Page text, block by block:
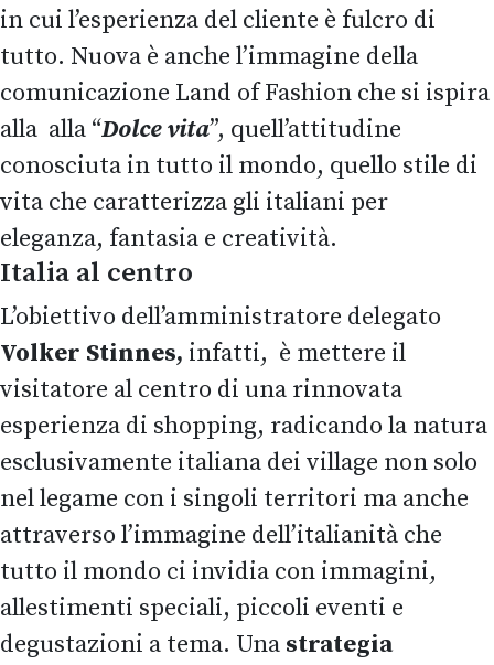
in cui l’esperienza del cliente è fulcro di
tutto. Nuova è anche l’immagine della
comunicazione Land of Fashion che si ispira
alla alla “Dolce vita”, quell’attitudine
conosciuta in tutto il mondo, quello stile di
vita che caratterizza gli italiani per
eleganza, fantasia e creatività.
Italia al centro
L’obiettivo dell’amministratore delegato
Volker Stinnes, infatti, è mettere il
visitatore al centro di una rinnovata
esperienza di shopping, radicando la natura
esclusivamente italiana dei village non solo
nel legame con i singoli territori ma anche
attraverso l’immagine dell’italianità che
tutto il mondo ci invidia con immagini,
allestimenti speciali, piccoli eventi e
degustazioni a tema. Una strategia